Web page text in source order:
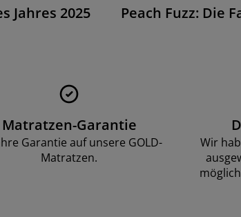
Jahres 2025 Peach Fuzz: Die
Matratzen-Garantie
Garantie auf unsere GOLD-
Matratzen.
Wir